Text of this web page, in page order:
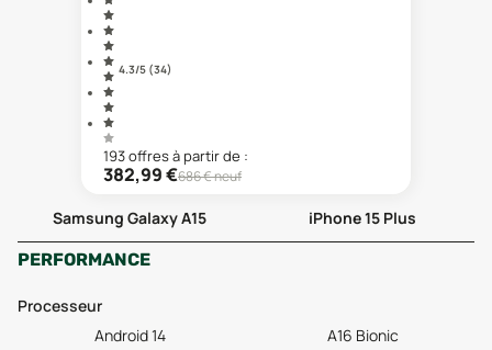
4.3/5 (34)
193offresà partir de :
382,99€686€ neuf
Samsung Galaxy A15
iPhone 15 Plus
PERFORMANCE
Processeur
Android 14
A16 Bionic